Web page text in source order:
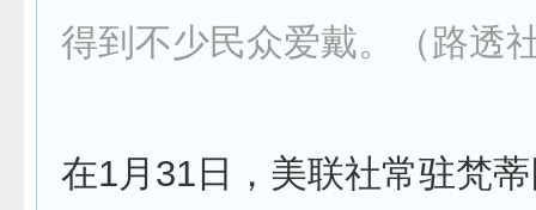
得到不少民众爱戴。（路透
在1月31日，美联社常驻梵